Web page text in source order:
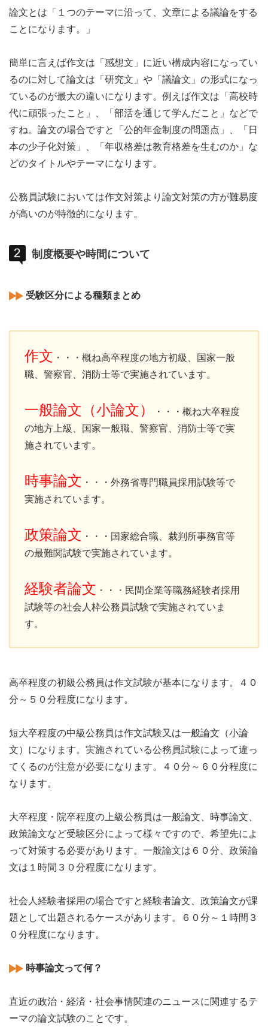
論文とは「１つのテーマに沿って、文章による議論をする
ことになります。」
簡単に言えば作文は「感想文」に近い構成内容になってい
るのに対して論文は「研究文」や「議論文」の形式になっ
ているのが最大の違いになります。例えば作文は「高校時
代に頑張ったこと」、「部活を通じて学んだこと」などで
すね。論文の場合ですと「公的年金制度の問題点」、「日
本の少子化対策」、「年収格差は教育格差を生むのか」な
どのタイトルやテーマになります。
公務員試験においては作文対策より論文対策の方が難易度
が高いのが特徴的になります。
制度概要や時間について
受験区分による種類まとめ
作文 ・・・概ね高卒程度の地方初級、国家一般
職、警察官、消防士等で実施されています。
一般論文（小論文）
・・・概ね大卒程度
の地方上級、国家一般職、警察官、消防士等で実
施されています。
時事論文 ・・・外務省専門職員採用試験等で
実施されています。
政策論文 ・・・国家総合職、裁判所事務官等
の最難関試験で実施されています。
経験者論文 ・・・民間企業等職務経験者採用
試験等の社会人枠公務員試験で実施されていま
す。
高卒程度の初級公務員は作文試験が基本になります。４０
分～５０分程度になります。
短大卒程度の中級公務員は作文試験又は一般論文（小論
文）になります。実施されている公務員試験によって違っ
てくるのが注意が必要になります。４０分～６０分程度に
なります。
大卒程度・院卒程度の上級公務員は一般論文、時事論文、
政策論文など受験区分によって様々ですので、希望先によ
って対策する必要があります。一般論文は６０分、政策論
文は１時間３０分程度になります。
社会人経験者採用の場合ですと経験者論文、政策論文が課
題として出題されるケースがあります。６０分～１時間３
０分程度になります。
時事論文って何？
直近の政治・経済・社会事情関連のニュースに関連するテ
ーマの論文試験のことです。